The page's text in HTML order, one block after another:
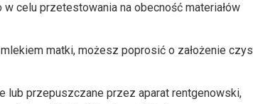
celu przetestowania na obecność materiałów
matki, możesz poprosić o założenie
lub przepuszczane przez aparat rentgenowski,